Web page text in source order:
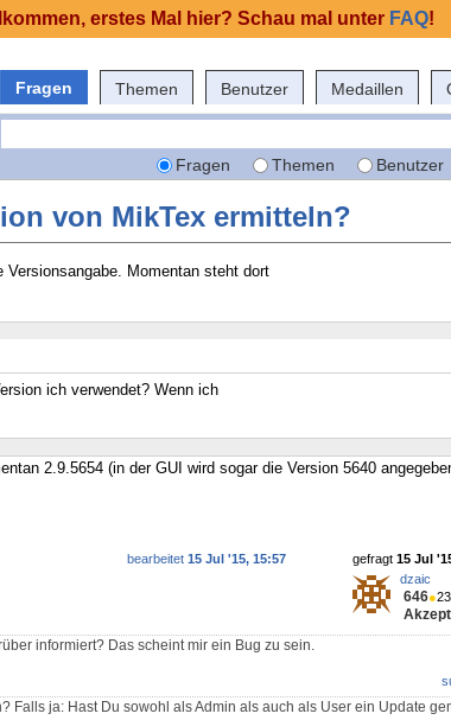
Fragen Themen Benutzer Medaillen
Fragen Themen Benutzer
von MikTex ermitteln?
Versionsangabe. Momentan steht dort
ich verwendet? Wenn ich
2.9.5654 (in der GUI wird sogar die Version 5640
gefragt 15 Jul
dzaic
646●23
bearbeitet 15 Jul '15, 15:57
informiert? Das scheint mir ein Bug zu sein.
Falls ja: Hast Du sowohl als Admin als auch als User ein Update
erstes Mal hier? Schau mal unter FAQ!